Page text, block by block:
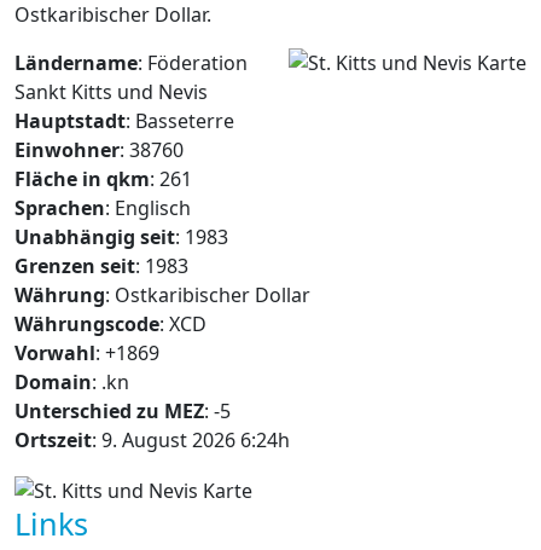
Ostkaribischer Dollar.
Ländername: Föderation
Sankt Kitts und Nevis
Hauptstadt: Basseterre
Einwohner: 38760
Fläche in qkm: 261
Sprachen: Englisch
Unabhängig seit: 1983
Grenzen seit: 1983
Währung: Ostkaribischer Dollar
Währungscode: XCD
Vorwahl: +1869
Domain: .kn
Unterschied zu MEZ: -5
Ortszeit: 9. August 2026 6:24h
Links